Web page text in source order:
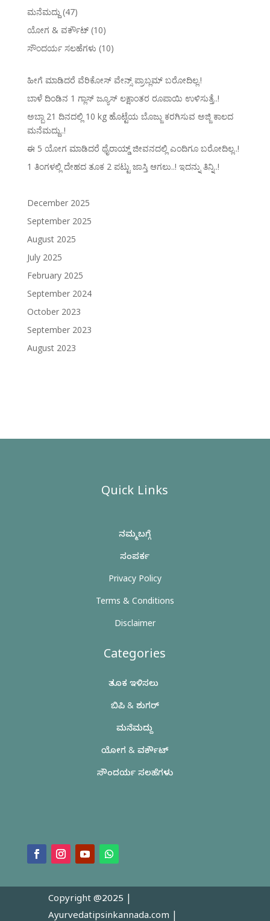
ಮನೆಮದ್ದು (47)
ಯೋಗ & ವರ್ಕೌಟ್(10)
ಸೌಂದರ್ಯ ಸಲಹೆಗಳು (10)
ಹೀಗೆ ಮಾಡಿದರೆ ವೆರಿಕೋಸ್‌ ವೇನ್ಸ್‌ ಪ್ರಾಬ್ಲಮ್‌ ಬರೋದಿಲ್ಲ.!
ಬಾಳೆ ದಿಂಡಿನ 1 ಗ್ಲಾಸ್ ಜ್ಯೂಸ್ ಲಕ್ಷಾಂತರ ರೂಪಾಯಿ ಉಳಿಸುತ್ತೆ..!
ಅಬ್ಬಾ 21 ದಿನದಲ್ಲಿ 10 kg ಹೊಟ್ಟೆಯ ಬೊಜ್ಜು ಕರಗಿಸುವ ಅಜ್ಜಿ ಕಾಲದ
ಮನೆಮದ್ದು..!
ಈ 5 ಯೋಗ ಮಾಡಿದರೆ ಥೈರಾಯ್ಡ್‌ ಜೀವನದಲ್ಲಿ ಎಂದಿಗೂ ಬರೋದಿಲ್ಲ..!
1 ತಿಂಗಳಲ್ಲಿ ದೇಹದ ತೂಕ 2 ಪಟ್ಟು ಜಾಸ್ತಿ ಆಗಲು..! ಇದನ್ನು ತಿನ್ನಿ..!
December 2025
September 2025
August 2025
July 2025
February 2025
September 2024
October 2023
September 2023
August 2023
Quick Links
ನಮ್ಮ ಬಗ್ಗೆ
ಸಂಪರ್ಕ
Privacy Policy
Terms & Conditions
Disclaimer
Categories
ತೂಕ ಇಳಿಸಲು
ಬಿಪಿ & ಶುಗರ್
ಮನೆಮದ್ದು
ಯೋಗ & ವರ್ಕೌಟ್
ಸೌಂದರ್ಯ ಸಲಹೆಗಳು
Copyright @2025 |
Ayurvedatipsinkannada.com